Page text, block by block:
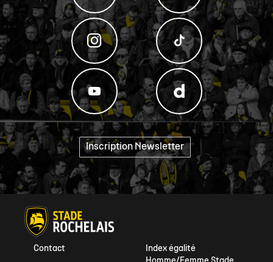
Inscription Newsletter "
Index égalité
Contact